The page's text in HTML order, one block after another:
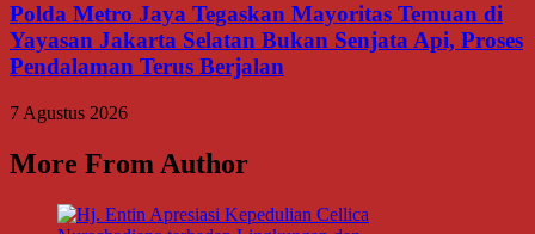
Polda Metro Jaya Tegaskan Mayoritas Temuan di
Yayasan Jakarta Selatan Bukan Senjata Api, Proses
Pendalaman Terus Berjalan
7 Agustus 2026
More From Author